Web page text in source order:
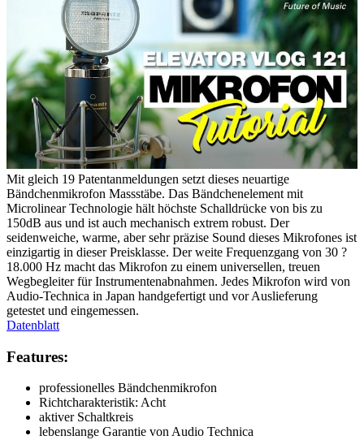
Mit gleich 19 Patentanmeldungen setzt dieses neuartige
Bändchenmikrofon Massstäbe. Das Bändchenelement mit
Microlinear Technologie hält höchste Schalldrücke von bis zu
150dB aus und ist auch mechanisch extrem robust. Der
seidenweiche, warme, aber sehr präzise Sound dieses Mikrofones ist
einzigartig in dieser Preisklasse. Der weite Frequenzgang von 30 ?
18.000 Hz macht das Mikrofon zu einem universellen, treuen
Wegbegleiter für Instrumentenabnahmen. Jedes Mikrofon wird von
Audio-Technica in Japan handgefertigt und vor Auslieferung
getestet und eingemessen.
Datenblatt
Features:
professionelles Bändchenmikrofon
Richtcharakteristik: Acht
aktiver Schaltkreis
lebenslange Garantie von Audio Technica